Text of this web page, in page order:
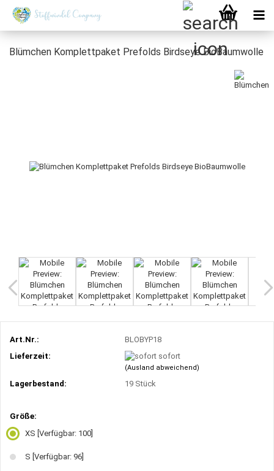
Blümchen Komplettpaket Prefolds Birdseye BioBaumwolle
Art.Nr.:
BLOBYP18
Lieferzeit:
sofort
(Ausland abweichend)
Lagerbestand: 19 Stück
Größe:
XS [Verfügbar: 100]
S [Verfügbar: 96]